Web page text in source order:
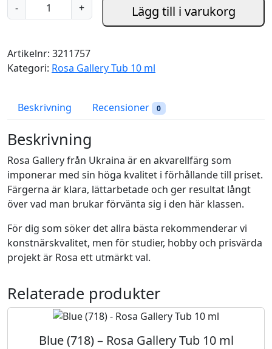
-
a
d
e
r
o
w
n
(
7
5
7
)
-
R
o
a
G
+ Lägg till i varukorg
Artikelnr: 3211757
Kategori: Rosa Gallery Tub 10 ml
Beskrivning Recensioner 0
Beskrivning
Rosa Gallery från Ukraina är en akvarellfärg som
imponerar med sin höga kvalitet i förhållande till priset.
Färgerna är klara, lättarbetade och ger resultat långt
över vad man brukar förvänta sig i den här klassen.
För dig som söker det allra bästa rekommenderar vi
konstnärskvalitet, men för studier, hobby och prisvärda
projekt är Rosa ett utmärkt val.
Relaterade produkter
Blue (718) – Rosa Gallery Tub 10 ml